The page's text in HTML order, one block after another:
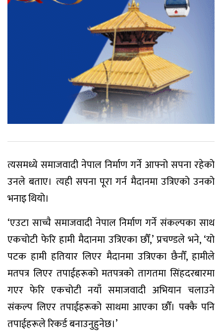
त्यसमध्ये समाजवादी नेपाल निर्माण गर्ने आफ्नो सपना रहेको
उनले बताए। त्यही सपना पूरा गर्न मैदानमा उत्रिएको उनको
भनाइ थियो।
‘एउटा साच्चै समाजवादी नेपाल निर्माण गर्ने संकल्पका साथ
एकचोटी फेरि हामी मैदानमा उत्रिएका छौँ,’ प्रचण्डले भने, ‘यो
पटक हामी हतियार लिएर मैदानमा उत्रिएका छैनौँ, हामीले
मतपत्र लिएर तपाईहरूको मतपत्रको तागतमा सिंहदरबारमा
गएर फेरि एकचोटी नयाँ समाजवादी अभियान चलाउने
संकल्प लिएर तपाईहरूको साथमा आएका छौँ। पक्कै पनि
तपाईहरूले रिकर्ड बनाउनुहुनेछ।’